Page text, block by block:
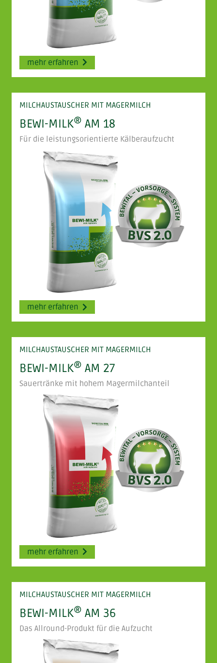
mehr erfahren
MILCHAUSTAUSCHER MIT MAGERMILCH
BEWI-MILK® AM 18
Für die leistungsorientierte Kälberaufzucht
mehr erfahren
MILCHAUSTAUSCHER MIT MAGERMILCH
BEWI-MILK® AM 27
Sauertränke mit hohem Magermilchanteil
mehr erfahren
MILCHAUSTAUSCHER MIT MAGERMILCH
BEWI-MILK® AM 36
Das Allround-Produkt für die Aufzucht